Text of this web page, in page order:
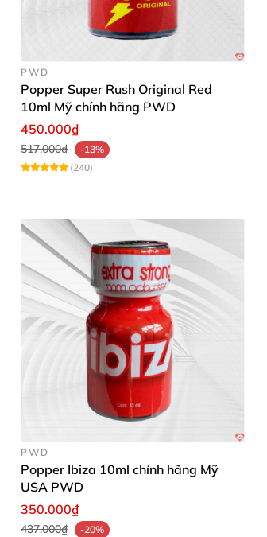
PWD
Popper Super Rush Original Red
10ml Mỹ chính hãng PWD
450.000₫
517.000₫
-13%
(240)
PWD
Popper Ibiza 10ml chính hãng Mỹ
USA PWD
350.000₫
437.000₫
-20%